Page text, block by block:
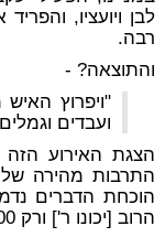
לבן ויועציו,
רבה.
והתוצאה? -
"ויפרוץ
ועבדים
הצגת האירוע
התרבות מהירה של
הרוב [יכונו ר'] ורק 100 ראשי צאן מסוג המיעוט [יכונו מ'].